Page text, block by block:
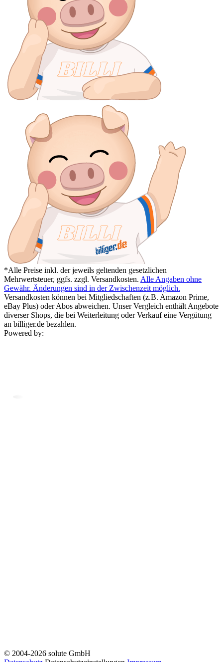
*Alle Preise inkl. der jeweils geltenden gesetzlichen
Mehrwertsteuer, ggfs. zzgl. Versandkosten. Alle Angaben ohne
Gewähr. Änderungen sind in der Zwischenzeit möglich.
Versandkosten können bei Mitgliedschaften (z.B. Amazon Prime,
eBay Plus) oder Abos abweichen. Unser Vergleich enthält Angebote
diverser Shops, die bei Weiterleitung oder Verkauf eine Vergütung
an billiger.de bezahlen.
Powered by:
© 2004-2026 solute GmbH